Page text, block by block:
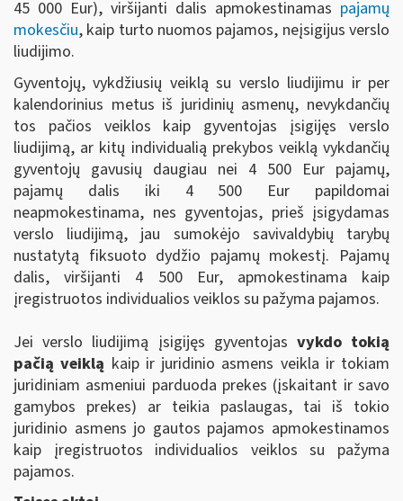
45 000 Eur), viršijanti dalis apmokestinamas pajamų
mokesčiu, kaip turto nuomos pajamos, neįsigijus verslo
liudijimo.
Gyventojų, vykdžiusių veiklą su verslo liudijimu ir per
kalendorinius metus iš juridinių asmenų, nevykdančių
tos pačios veiklos kaip gyventojas įsigijęs verslo
liudijimą, ar kitų individualią prekybos veiklą vykdančių
gyventojų gavusių daugiau nei 4 500 Eur pajamų,
pajamų dalis iki 4 500 Eur papildomai
neapmokestinama, nes gyventojas, prieš įsigydamas
verslo liudijimą, jau sumokėjo savivaldybių tarybų
nustatytą fiksuoto dydžio pajamų mokestį. Pajamų
dalis, viršijanti 4 500 Eur, apmokestinama kaip
įregistruotos individualios veiklos su pažyma pajamos.
Jei verslo liudijimą įsigijęs gyventojas vykdo tokią
pačią veiklą kaip ir juridinio asmens veikla ir tokiam
juridiniam asmeniui parduoda prekes (įskaitant ir savo
gamybos prekes) ar teikia paslaugas, tai iš tokio
juridinio asmens jo gautos pajamos apmokestinamos
kaip įregistruotos individualios veiklos su pažyma
pajamos.